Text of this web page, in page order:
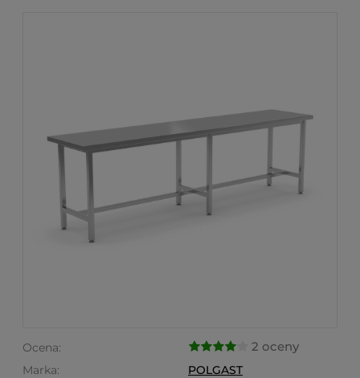
Ocena: 2 oceny
Marka:
POLGAST